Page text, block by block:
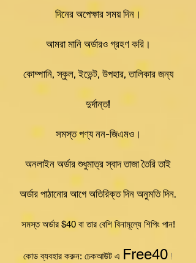
দিনের অপেক্ষার সময় দিন।
আমরা মানি অর্ডারও গ্রহণ করি।
কোম্পানি, স্কুল, ইভেন্ট, উপহার, তালিকার জন্য
দুর্দান্ত!
সমস্ত পণ্য নন-জিএমও।
অনলাইন অর্ডার শুধুমাত্র স্বাদ তাজা তৈরি তাই
অর্ডার পাঠানোর আগে অতিরিক্ত দিন অনুমতি দিন.
সমস্ত অর্ডার $40 বা তার বেশি বিনামূল্যে শিপিং পান!
কোড ব্যবহার করুন: চেকআউট এ Free40 !